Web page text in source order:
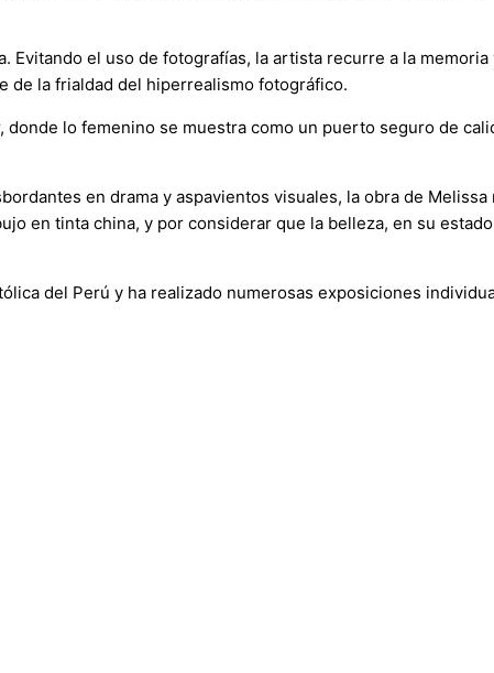
Evitando el uso de fotografías, la artista recurre a la
de la frialdad del hiperrealismo fotográfico.
lo femenino se muestra como un puerto seguro de
en drama y aspavientos visuales, la obra de
en tinta china, y por considerar que la belleza, en su
del Perú y ha realizado numerosas exposiciones